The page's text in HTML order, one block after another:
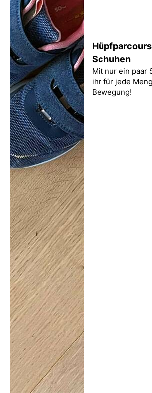
Schuhen
Mit nur ein paar
ihr für jede
Bewegung!